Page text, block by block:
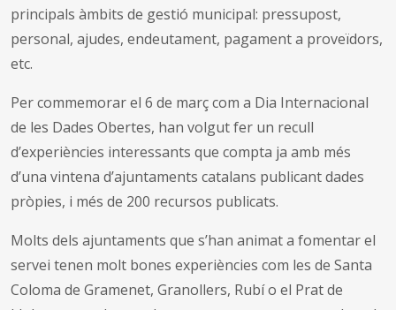
principals àmbits de gestió municipal: pressupost,
personal, ajudes, endeutament, pagament a proveïdors,
etc.
Per commemorar el 6 de març com a Dia Internacional
de les Dades Obertes, han volgut fer un recull
d’experiències interessants que compta ja amb més
d’una vintena d’ajuntaments catalans publicant dades
pròpies, i més de 200 recursos publicats.
Molts dels ajuntaments que s’han animat a fomentar el
servei tenen molt bones experiències com les de Santa
Coloma de Gramenet, Granollers, Rubí o el Prat de